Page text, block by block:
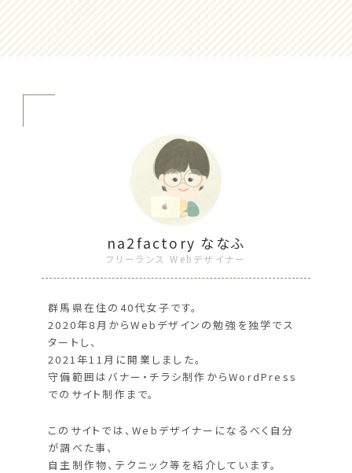
na2factory ななふ
フリーランス Webデザイナー
群馬県在住の40代女子です。
2020年8月からWebデザインの勉強を独学でス
タートし、
2021年11月に開業しました。
守備範囲はバナー・チラシ制作からWordPress
でのサイト制作まで。
このサイトでは、Webデザイナーになるべく自分
が調べた事、
自主制作物、テクニック等を紹介しています。